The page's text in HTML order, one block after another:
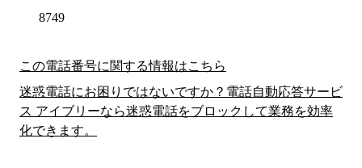
8749
この電話番号に関する情報はこちら
迷惑電話にお困りではないですか？電話自動応答サービ
ス アイブリーなら迷惑電話をブロックして業務を効率
化できます。